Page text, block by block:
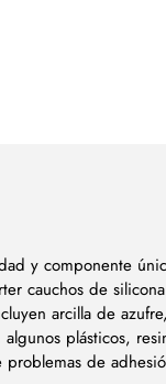
y componente
cauchos de
arcilla de
plásticos,
de